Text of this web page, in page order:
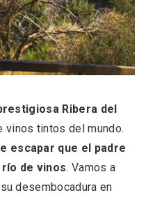
Ribera del
vinos tintos del mundo.
escapar que el padre
de vinos. Vamos a
desembocadura en
un pueblo oculto
Sierra de Guadarrama